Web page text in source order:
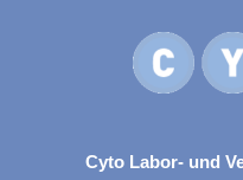
Cyto Labor- und